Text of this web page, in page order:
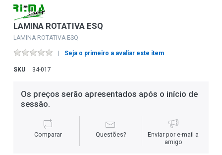
LAMINA ROTATIVA ESQ
LAMINA ROTATIVA ESQ
Seja o primeiro a avaliar este item
SKU 34-017
Os preços serão apresentados após o início de
sessão.
Comparar Questões?
Enviar por e-mail a
amigo